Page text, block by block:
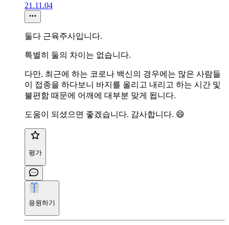
21.11.04
둘다 근육주사입니다.
특별히 둘의 차이는 없습니다.
다만, 최근에 하는 코로나 백신의 경우에는 많은 사람들
이 접종을 하다보니 바지를 올리고 내리고 하는 시간 및
불편함 때문에 어깨에 대부분 맞게 됩니다.
도움이 되셨으면 좋겠습니다. 감사합니다. 😄
평가
응원하기